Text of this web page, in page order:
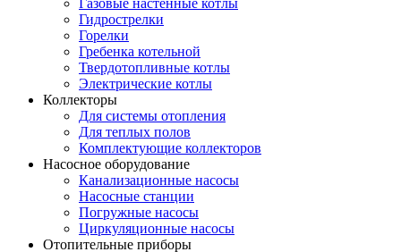
Газовые настенные котлы
Гидрострелки
Горелки
Гребенка котельной
Твердотопливные котлы
Электрические котлы
Коллекторы
Для системы отопления
Для теплых полов
Комплектующие коллекторов
Насосное оборудование
Канализационные насосы
Насосные станции
Погружные насосы
Циркуляционные насосы
Отопительные приборы